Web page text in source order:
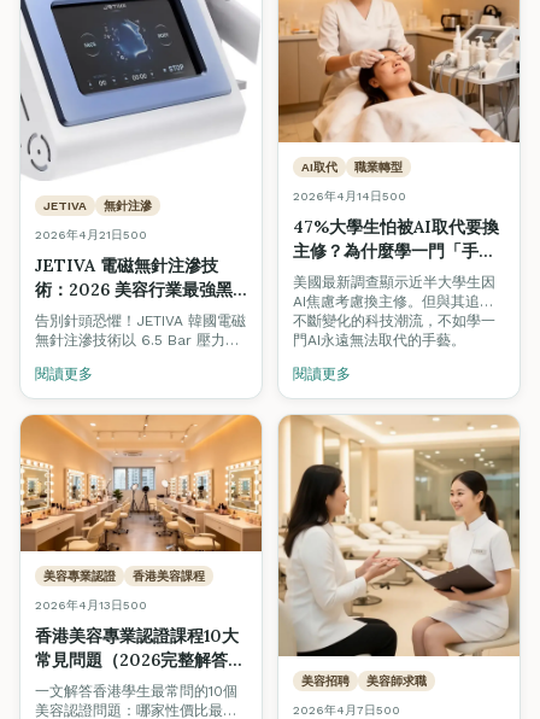
JETIVA 無針注滲
2026年4月21日500
JETIVA 電磁無針注滲技
術：2026 美容行業最強黑
科技｜無痛水光、居家醫美
級護理一次學會
告別針頭恐懼！JETIVA 韓國電磁
無針注滲技術以 6.5 Bar 壓力、
速送達真皮層，吸收率高達
90%。掌握 2026 全港最熱門的
醫美黑科技，開啟你的美容事業
新篇章。
閱讀更多
AI取代 職業轉型
2026年4月14日500
47%大學生怕被AI取代要換
主修？為什麼學一門「手
藝」才是真正的鐵飯碗
美國最新調查顯示近半大學生因
AI焦慮考慮換主修。但與其追逐
不斷變化的科技潮流，不如學一
門AI永遠無法取代的手藝。
閱讀更多
美容專業認證 香港美容課程
2026年4月13日500
香港美容專業認證課程10大
常見問題（2026完整解答）
— 性價比、國際認證、創
業、實習全攻略
一文解答香港學生最常問的10個
美容認證問題：哪家性價比最
美容招聘 美容師求職
2026年4月7日500